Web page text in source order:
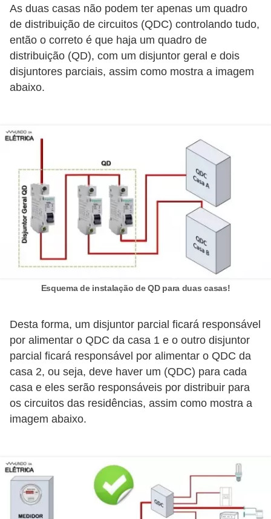
As duas casas não podem ter apenas um quadro
de distribuição de circuitos (QDC) controlando tudo,
então o correto é que haja um quadro de
distribuição (QD), com um disjuntor geral e dois
disjuntores parciais, assim como mostra a imagem
abaixo.
Esquema de instalação de QD para duas casas!
Desta forma, um disjuntor parcial ficará responsável
por alimentar o QDC da casa 1 e o outro disjuntor
parcial ficará responsável por alimentar o QDC da
casa 2, ou seja, deve haver um (QDC) para cada
casa e eles serão responsáveis por distribuir para
os circuitos das residências, assim como mostra a
imagem abaixo.
C
u
r
s
o
e
é
t
r
c
m
v
í
d
e
o
ç
a
v